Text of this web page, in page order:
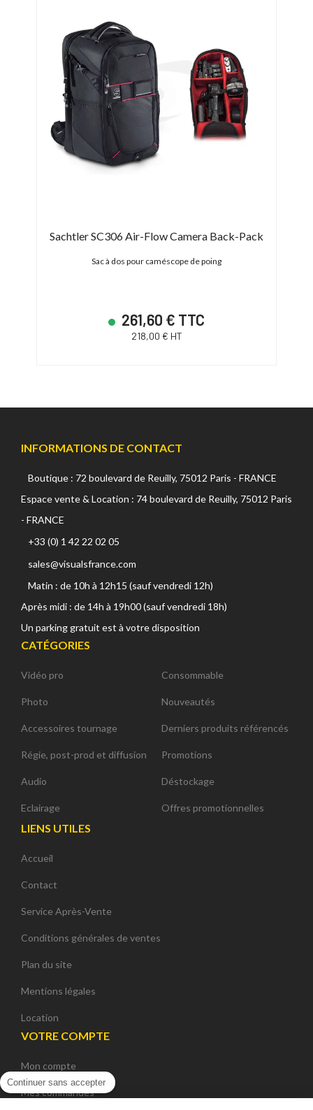
Sachtler SC306 Air-Flow Camera Back-Pack
Sac à dos pour caméscope de poing
261,60 € TTC
218,00 € HT
INFORMATIONS DE CONTACT
Boutique : 72 boulevard de Reuilly, 75012 Paris - FRANCE
Espace vente & Location : 74 boulevard de Reuilly, 75012 Paris
- FRANCE
+33 (0) 1 42 22 02 05
sales@visualsfrance.com
Matin : de 10h à 12h15 (sauf vendredi 12h)
Après midi : de 14h à 19h00 (sauf vendredi 18h)
Un parking gratuit est à votre disposition
CATÉGORIES
Vidéo pro
Photo
Accessoires tournage
Régie, post-prod et diffusion
Audio
Eclairage
Consommable
Nouveautés
Derniers produits référencés
Promotions
Déstockage
Offres promotionnelles
LIENS UTILES
Accueil
Contact
Service Après-Vente
Conditions générales de ventes
Plan du site
Mentions légales
Location
VOTRE COMPTE
Mon compte
Mes commandes
Continuer sans accepter